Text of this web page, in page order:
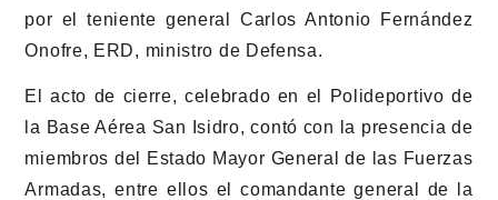
por el teniente general Carlos Antonio Fernández
Onofre, ERD, ministro de Defensa.
El acto de cierre, celebrado en el Polideportivo de
la Base Aérea San Isidro, contó con la presencia de
miembros del Estado Mayor General de las Fuerzas
Armadas, entre ellos el comandante general de la